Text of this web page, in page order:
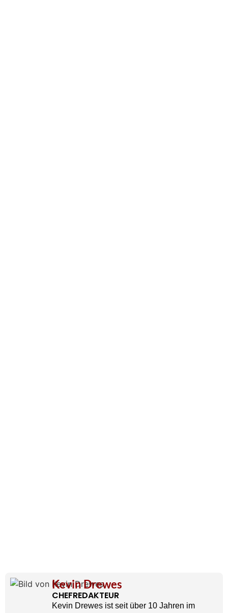
Kevin Drewes
CHEFREDAKTEUR
Kevin Drewes ist seit über 10 Jahren im